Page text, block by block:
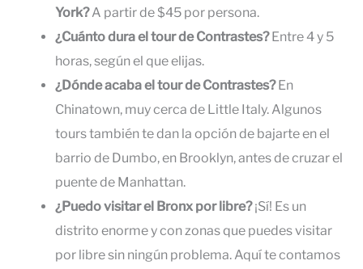
York?A partir de $45 por persona.
¿Cuánto dura el tour de Contrastes?Entre 4 y 5
horas, según el que elijas.
¿Dónde acaba el tour de Contrastes?En
Chinatown, muy cerca de Little Italy. Algunos
tours también te dan la opción de bajarte en el
barrio de Dumbo, en Brooklyn, antes de cruzar el
puente de Manhattan.
¿Puedo visitar el Bronx por libre?¡Sí! Es un
distrito enorme y con zonas que puedes visitar
por libre sin ningún problema. Aquí te contamos